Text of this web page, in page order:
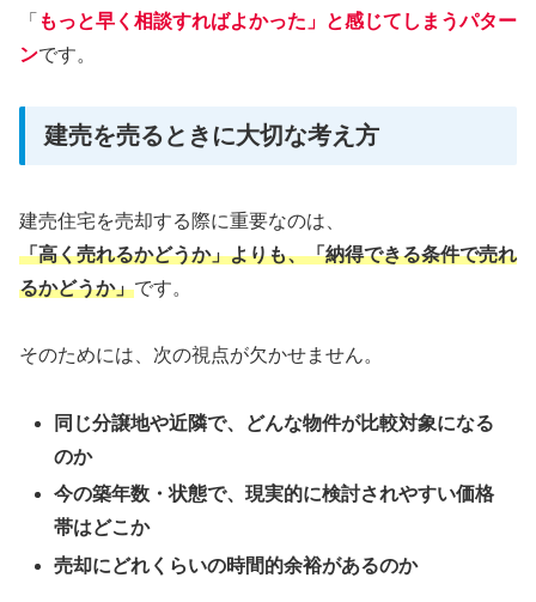
「 もっと早く相談すればよかった」と感じてしまうパター
ンです。
建売を売るときに大切な考え方
建売住宅を売却する際に重要なのは、
「高く売れるかどうか」よりも、「納得できる条件で売れ
るかどうか」です。
そのためには、次の視点が欠かせません。
同じ分譲地や近隣で、どんな物件が比較対象になる
のか
今の築年数・状態で、現実的に検討されやすい価格
帯はどこか
売却にどれくらいの時間的余裕があるのか